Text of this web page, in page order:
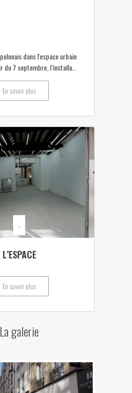
dans l'espace urbain
7 septembre, l’installa...
En savoir plus
-
L’ESPACE
En savoir plus
La galerie